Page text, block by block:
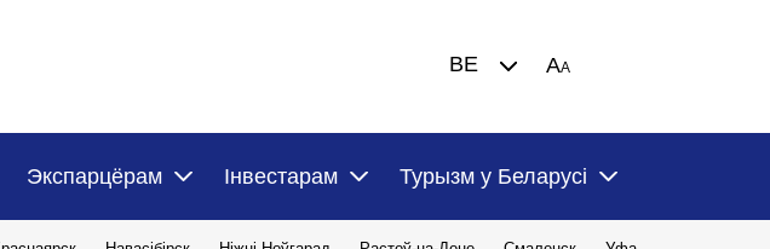
BE AA
Экспарцёрам Інвестарам Турызм у Беларусі